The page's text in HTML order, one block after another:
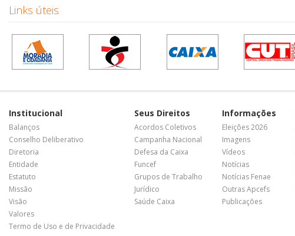
Links úteis
Institucional
Balanços
Conselho Deliberativo
Diretoria
Entidade
Estatuto
Missão
Visão
Valores
Termo de Uso e de Privacidade
Seus Direitos
Acordos Coletivos
Campanha Nacional
Defesa da Caixa
Funcef
Grupos de Trabalho
Jurídico
Saúde Caixa
Informações
Eleições 2026
Imagens
Vídeos
Notícias
Notícias Fenae
Outras Apcefs
Publicações